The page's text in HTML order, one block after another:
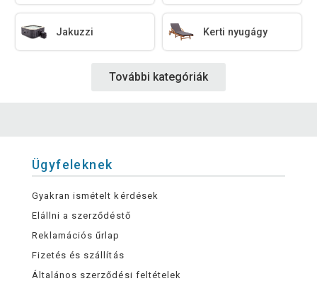
Jakuzzi Kerti nyugágy
További kategóriák
Ügyfeleknek
Gyakran ismételt kérdések
Elállni a szerződéstő
Reklamációs űrlap
Fizetés és szállítás
Általános szerződési feltételek